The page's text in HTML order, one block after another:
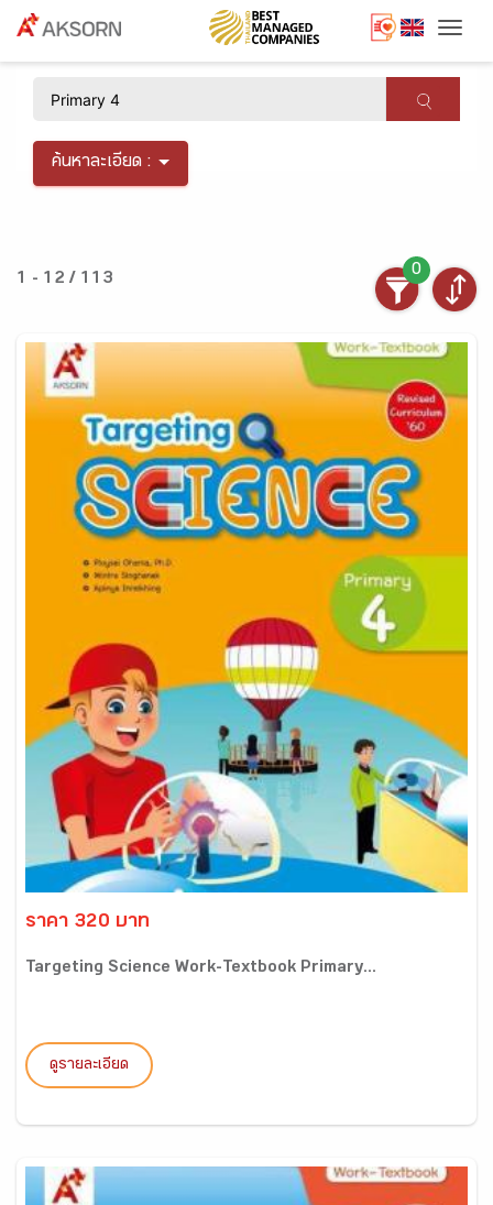
ค้นหาละเอียด :
1 - 12 / 113
0
ราคา 320 บาท
Targeting Science Work-Textbook Primary...
ดูรายละเอียด